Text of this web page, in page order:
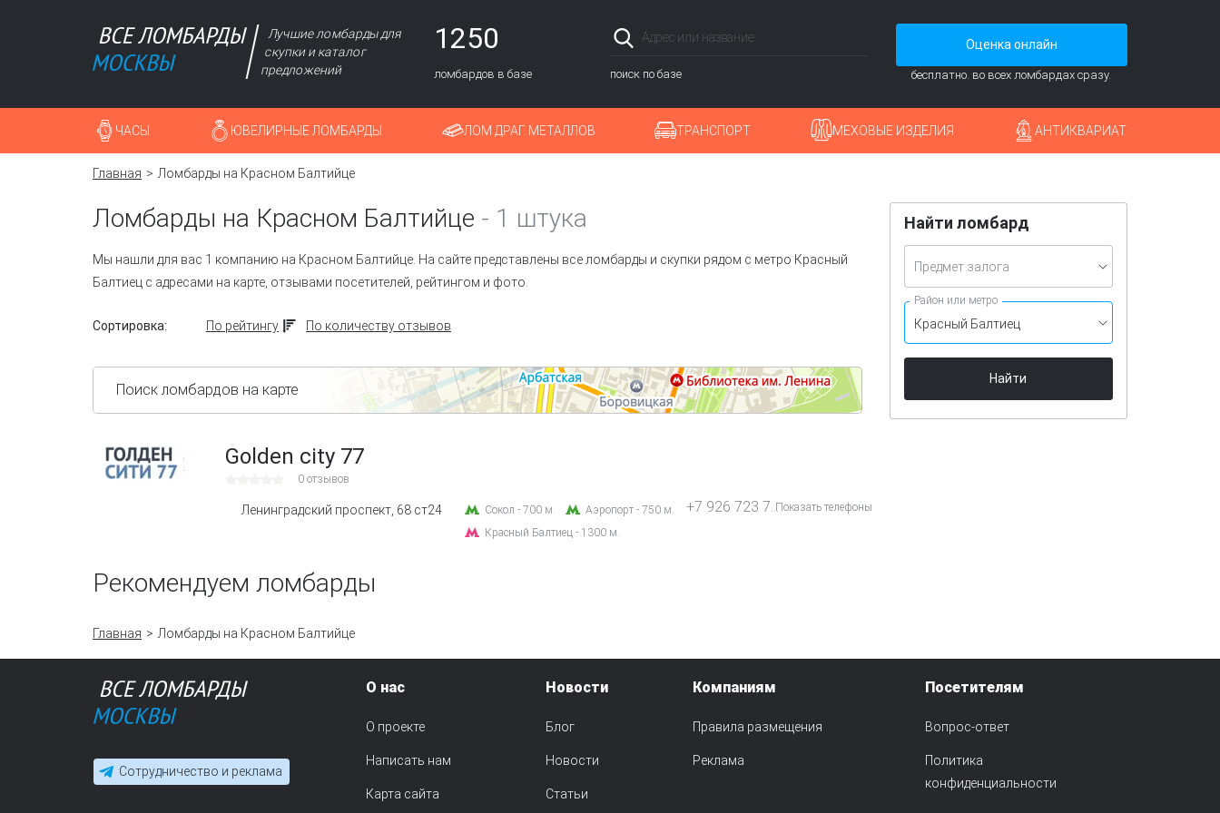
Лучшие ломбарды для
скупки и каталог
предложений
1250
ломбардов в базе поиск по базе
Оценка онлайн
бесплатно. во всех ломбардах сразу.
ЧАСЫ ЮВЕЛИРНЫЕ ЛОМБАРДЫ ЛОМ ДРАГ. МЕТАЛЛОВ ТРАНСПОРТ МЕХОВЫЕ ИЗДЕЛИЯ АНТИКВАРИАТ
Главная Ломбарды на Красном Балтийце
Ломбарды на Красном Балтийце - 1 штука
Мы нашли для вас 1 компанию на Красном Балтийце. На сайте представлены все ломбарды и скупки рядом с метро Красный
Балтиец с адресами на карте, отзывами посетителей, рейтингом и фото.
Сортировка: По рейтингу По количеству отзывов
Поиск ломбардов на карте
Golden city 77
0 отзывов
Ленинградский проспект, 68 ст24 Сокол - 700 м.
Аэропорт - 750 м.
Красный Балтиец - 1300 м.
+7 926 723 77 77Показать телефоны
Рекомендуем ломбарды
Найти ломбард
Предмет залога
Район или метро
Красный Балтиец
Найти
Главная Ломбарды на Красном Балтийце
О нас
О проекте
Написать нам
Карта сайта
Новости
Блог
Новости
Статьи
Компаниям
Правила размещения
Реклама
Посетителям
Вопрос-ответ
Политика
конфиденциальности
Сотрудничество и реклама